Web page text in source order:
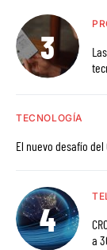
TECNOLOGÍA
El nuevo desafío
a